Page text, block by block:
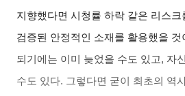
지향했다면 시청률 하락 같은 리스크
검증된 안정적인 소재를 활용했을
되기에는 이미 늦었을 수도 있고, 자
수도 있다. 그렇다면 굳이 최초의 역